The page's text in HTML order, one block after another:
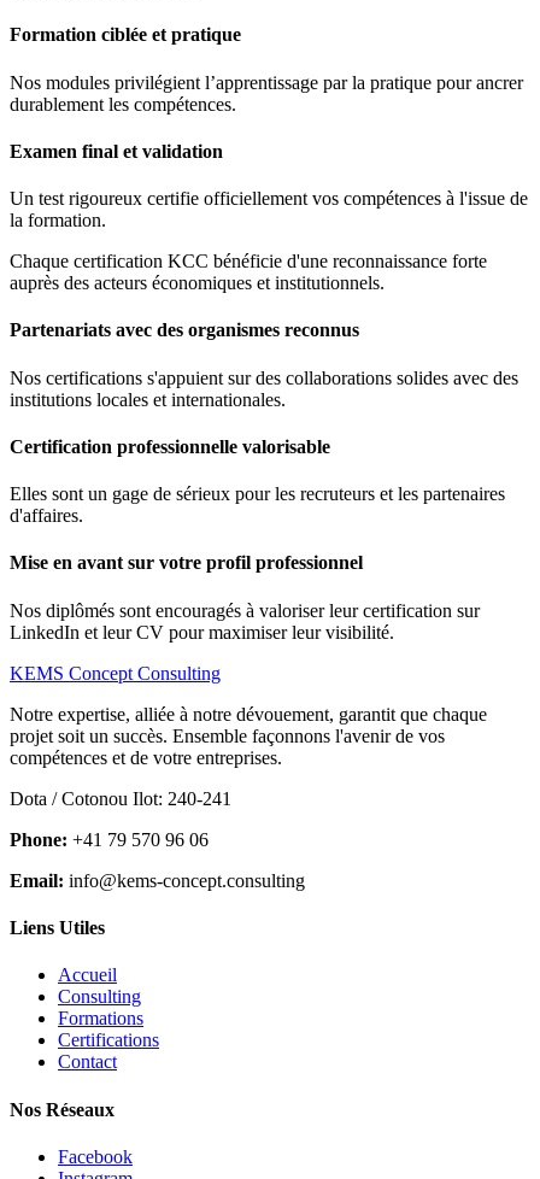
Formation ciblée et pratique
Nos modules privilégient l’apprentissage par la pratique pour ancrer
durablement les compétences.
Examen final et validation
Un test rigoureux certifie officiellement vos compétences à l'issue de
la formation.
Chaque certification KCC bénéficie d'une reconnaissance forte
auprès des acteurs économiques et institutionnels.
Partenariats avec des organismes reconnus
Nos certifications s'appuient sur des collaborations solides avec des
institutions locales et internationales.
Certification professionnelle valorisable
Elles sont un gage de sérieux pour les recruteurs et les partenaires
d'affaires.
Mise en avant sur votre profil professionnel
Nos diplômés sont encouragés à valoriser leur certification sur
LinkedIn et leur CV pour maximiser leur visibilité.
KEMS Concept Consulting
Notre expertise, alliée à notre dévouement, garantit que chaque
projet soit un succès. Ensemble façonnons l'avenir de vos
compétences et de votre entreprises.
Dota / Cotonou Ilot: 240-241
Phone: +41 79 570 96 06
Email: info@kems-concept.consulting
Liens Utiles
Accueil
Consulting
Formations
Certifications
Contact
Nos Réseaux
Facebook